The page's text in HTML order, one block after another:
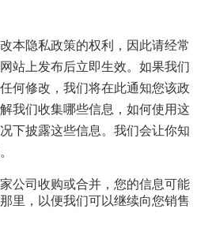
本隐私政策的权利，因此请经常
站上发布后立即生效。如果我们
何修改，我们将在此通知您该政
我们收集哪些信息，如何使用这
下披露这些信息。我们会让你知
公司收购或合并，您的信息可能
里，以便我们可以继续向您销售